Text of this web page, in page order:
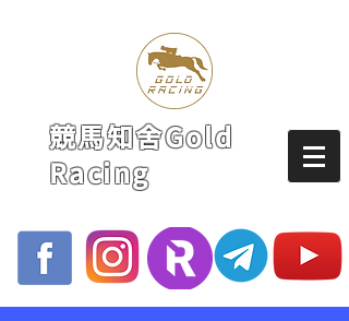
競馬知舍Gold
Racing